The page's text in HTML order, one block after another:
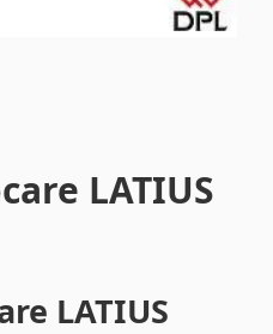
LATIUS
LATIUS